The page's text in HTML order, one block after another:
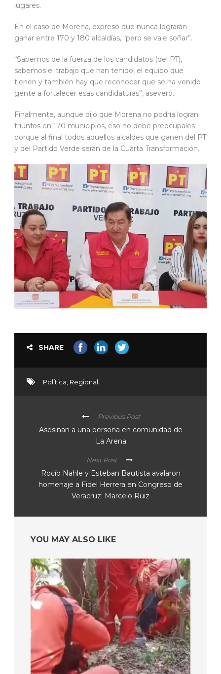
lugares.
En el caso de Morena, expresó que nunca lograrán
ganar entre 170 y 180 alcaldías, “pero se vale soñar”.
“Sabemos de la fuerza de los candidatos (del PT),
sabemos el trabajo que han tenido, el equipo que
tienen y también hay que reconocer que se ha venido
gente a fortalecer esas candidaturas”, aseveró.
Finalmente, aunque dijo que Morena no podría logran
triunfos en 170 municipios, eso no debe preocupales
porque al final todos aquellos alcaldes que ganen del PT
y del Partido Verde serán de la Cuarta Transformación.
SHARE
Política, Regional
Previous Post
Asesinan a una persona en comunidad de
La Arena
Next Post
Rocío Nahle y Esteban Bautista avalaron
homenaje a Fidel Herrera en Congreso de
Veracruz: Marcelo Ruiz
YOU MAY ALSO LIKE